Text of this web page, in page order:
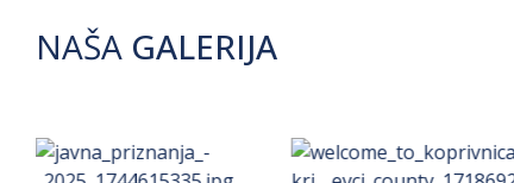
NAŠA GALERIJA